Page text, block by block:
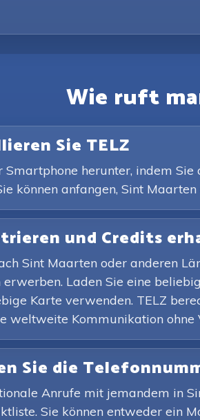
Wie ruft
Sie TELZ
Smartphone herunter, indem
können anfangen, Sint
und Credits
Sint Maarten oder anderen
erwerben. Laden Sie eine
Karte verwenden. TELZ
weltweite Kommunikation
Sie die
Anrufe mit jemandem in
Sie können entweder ein